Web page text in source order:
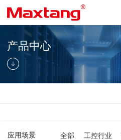
产品中心
应用场景 全部 工控行业